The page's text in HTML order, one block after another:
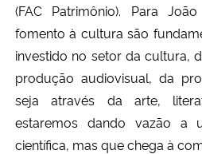
(FAC Patrimônio). Para
fomento à cultura são
investido no setor da cultura,
produção audiovisual, da
seja através da arte,
estaremos dando vazão a
científica, mas que chega à